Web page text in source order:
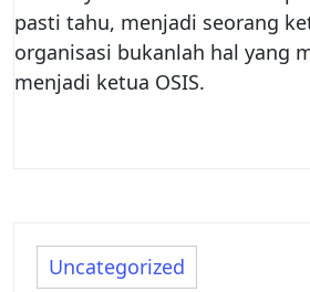
pasti tahu, menjadi seorang
organisasi bukanlah hal yang
menjadi ketua OSIS.
Uncategorized